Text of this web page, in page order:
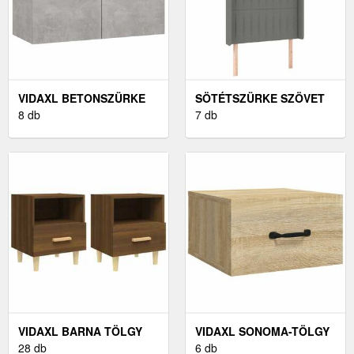
VIDAXL BETONSZÜRKE
SZERELT FA
8 db
SÖTÉTSZÜRKE SZÖVET
LED-ES FEJTÁMLA
7 db
VIDAXL BARNA TÖLGY
SZÍNŰ ÉJJELISZEKRÉNY
28 db
VIDAXL SONOMA-TÖLGY
FALRA SZERELHETŐ
6 db